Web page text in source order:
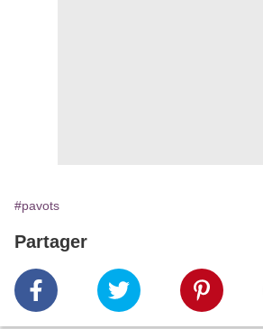
#pavots
Partager